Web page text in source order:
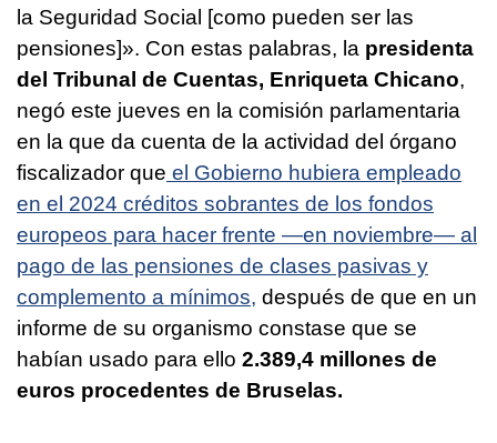
la Seguridad Social [como pueden ser las
pensiones]». Con estas palabras, la presidenta
del Tribunal de Cuentas, Enriqueta Chicano,
negó este jueves en la comisión parlamentaria
en la que da cuenta de la actividad del órgano
fiscalizador que el Gobierno hubiera empleado
en el 2024 créditos sobrantes de los fondos
europeos para hacer frente —en noviembre— al
pago de las pensiones de clases pasivas y
complemento a mínimos, después de que en un
informe de su organismo constase que se
habían usado para ello 2.389,4 millones de
euros procedentes de Bruselas.